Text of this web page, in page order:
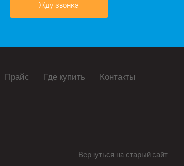
Жду звонка
Прайс Где купить Контакты
Вернуться на старый сайт